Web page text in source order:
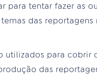
para tentar fazer as
das
utilizados para cobrir
das